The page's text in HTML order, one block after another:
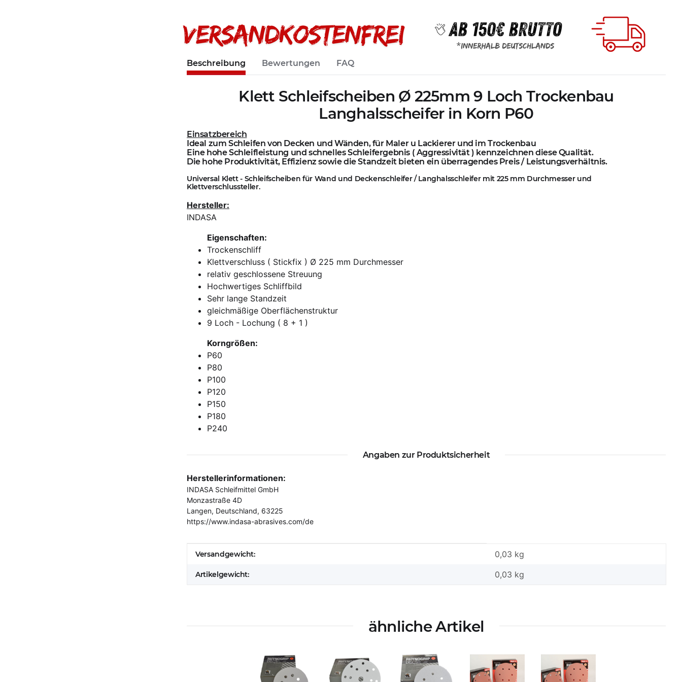
Beschreibung Bewertungen FAQ
Klett Schleifscheiben Ø 225mm 9 Loch Trockenbau
Langhalsscheifer in Korn P60
Einsatzbereich
Ideal zum Schleifen von Decken und Wänden, für Maler u Lackierer und im Trockenbau
Eine hohe Schleifleistung und schnelles Schleifergebnis ( Aggressivität ) kennzeichnen diese Qualität.
Die hohe Produktivität, Effizienz sowie die Standzeit bieten ein überragendes Preis / Leistungsverhältnis.
Universal Klett - Schleifscheiben für Wand und Deckenschleifer / Langhalsschleifer mit 225 mm Durchmesser und
Klettverschlussteller.
Hersteller:
INDASA
Eigenschaften:
Trockenschliff
Klettverschluss ( Stickfix ) Ø 225 mm Durchmesser
relativ geschlossene Streuung
Hochwertiges Schliffbild
Sehr lange Standzeit
gleichmäßige Oberflächenstruktur
9 Loch - Lochung ( 8 + 1 )
Korngrößen:
P60
P80
P100
P120
P150
P180
P240
Angaben zur Produktsicherheit
Herstellerinformationen:
INDASA Schleifmittel GmbH
Monzastraße 4D
Langen, Deutschland, 63225
https://www.indasa-abrasives.com/de
Produkteigenschaft
Wert
Versandgewicht: 0,03 kg
Artikelgewicht: 0,03 kg
ähnliche Artikel